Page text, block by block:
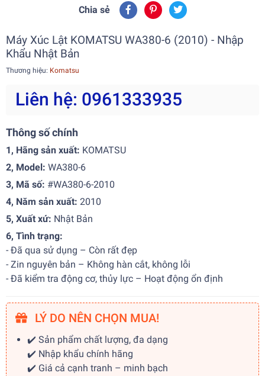
Chia sẻ
Máy Xúc Lật KOMATSU WA380-6 (2010) - Nhập
Khẩu Nhật Bản
Thương hiệu: Komatsu
Liên hệ: 0961333935
Thông số chính
1, Hãng sản xuất: KOMATSU
2, Model: WA380-6
3, Mã số: #WA380-6-2010
4, Năm sản xuất: 2010
5, Xuất xứ: Nhật Bản
6, Tình trạng:
- Đã qua sử dụng – Còn rất đẹp
- Zin nguyên bản – Không hàn cắt, không lỗi
- Đã kiểm tra động cơ, thủy lực – Hoạt động ổn định
LÝ DO NÊN CHỌN MUA!
✔️ Sản phẩm chất lượng, đa dạng
✔️ Nhập khẩu chính hãng
✔️ Giá cả cạnh tranh – minh bạch